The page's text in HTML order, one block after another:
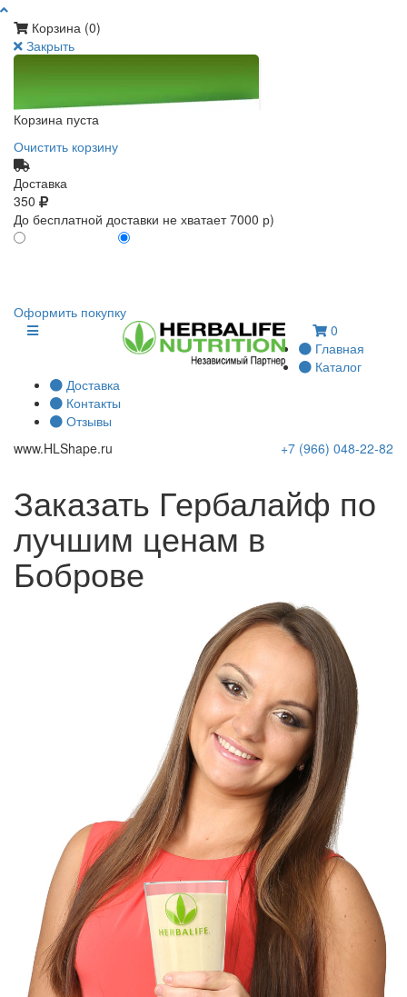
Корзина (0)
Закрыть
Корзина пуста
Очистить корзину
Доставка
350
До бесплатной доставки не хватает 7000 р)
Оформить покупку
0
Главная
Каталог
Доставка
Контакты
Отзывы
www.HLShape.ru +7 (966) 048-22-82
Заказать Гербалайф по
лучшим ценам в
Боброве